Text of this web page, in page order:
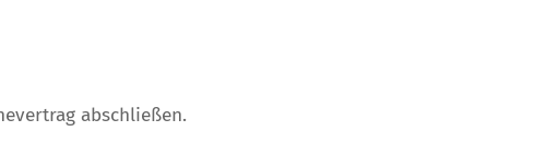
abschließen.